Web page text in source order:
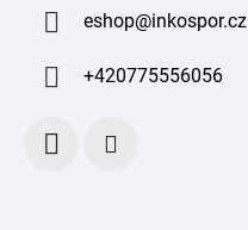
eshop@inkospor.cz
+420775556056